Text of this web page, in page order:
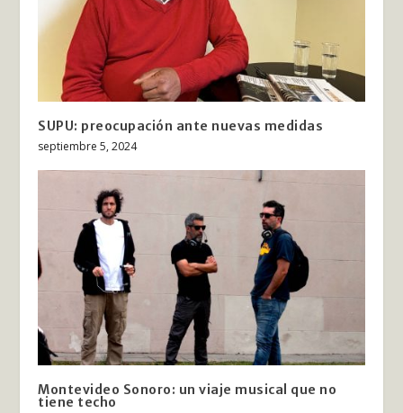
SUPU: preocupación ante nuevas medidas
septiembre 5, 2024
Montevideo Sonoro: un viaje musical que no
tiene techo